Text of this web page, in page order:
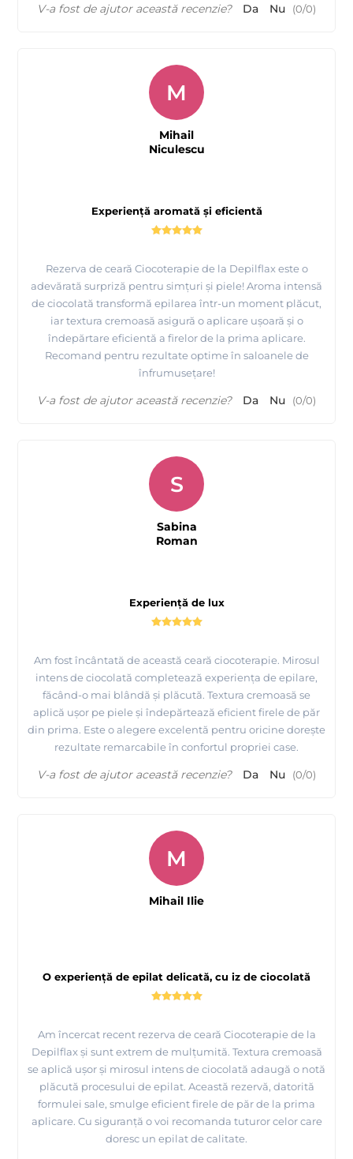
V-a fost de ajutor această recenzie? Da Nu (0/0)
Experiență aromată și eficientă
Rezerva de ceară Ciocoterapie de la Depilflax este o
adevărată surpriză pentru simțuri și piele! Aroma intensă
de ciocolată transformă epilarea într-un moment plăcut,
iar textura cremoasă asigură o aplicare ușoară și o
îndepărtare eficientă a firelor de la prima aplicare.
Recomand pentru rezultate optime în saloanele de
înfrumusețare!
M
Mihail
Niculescu
V-a fost de ajutor această recenzie? Da Nu (0/0)
Experiență de lux
Am fost încântată de această ceară ciocoterapie. Mirosul
intens de ciocolată completează experiența de epilare,
făcând-o mai blândă și plăcută. Textura cremoasă se
aplică ușor pe piele și îndepărtează eficient firele de păr
din prima. Este o alegere excelentă pentru oricine dorește
rezultate remarcabile în confortul propriei case.
S
Sabina
Roman
V-a fost de ajutor această recenzie? Da Nu (0/0)
O experiență de epilat delicată, cu iz de ciocolată
Am încercat recent rezerva de ceară Ciocoterapie de la
Depilflax și sunt extrem de mulțumită. Textura cremoasă
se aplică ușor și mirosul intens de ciocolată adaugă o notă
plăcută procesului de epilat. Această rezervă, datorită
formulei sale, smulge eficient firele de păr de la prima
aplicare. Cu siguranță o voi recomanda tuturor celor care
doresc un epilat de calitate.
M
Mihail Ilie